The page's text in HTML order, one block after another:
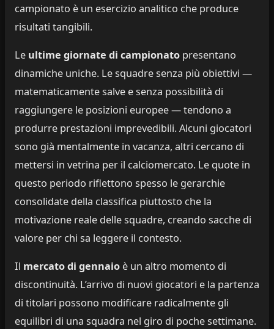
campionato è un esercizio analitico che produce
risultati tangibili.
Le ultime giornate di campionato presentano
dinamiche uniche. Le squadre senza più obiettivi —
matematicamente salve e senza possibilità di
raggiungere le posizioni europee — tendono a
produrre prestazioni imprevedibili. Alcuni giocatori
sono già mentalmente in vacanza, altri cercano di
mettersi in vetrina per il calciomercato. Le quote in
questo periodo riflettono spesso le gerarchie
consolidate della classifica piuttosto che la
motivazione reale delle squadre, creando sacche di
valore per chi sa leggere il contesto.
Il mercato di gennaio è un altro momento di
discontinuità. L’arrivo di nuovi giocatori e la partenza
di titolari possono modificare radicalmente gli
equilibri di una squadra nel giro di poche settimane.